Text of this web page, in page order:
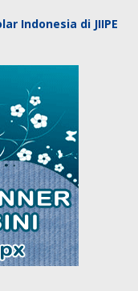
Indonesia di JIIPE